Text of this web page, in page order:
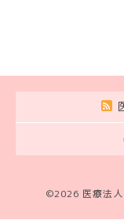
©2026 医療法